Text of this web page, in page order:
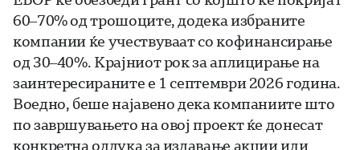
60–70% од трошоците, додека избраните
компании ќе учествуваат со кофинансирање
од 30–40%. Крајниот рок за аплицирање на
заинтересираните е 1 септември 2026 година.
Воедно, беше најавено дека компаниите што
по завршувањето на овој проект ќе донесат
конкретна одлука за издавање акции или